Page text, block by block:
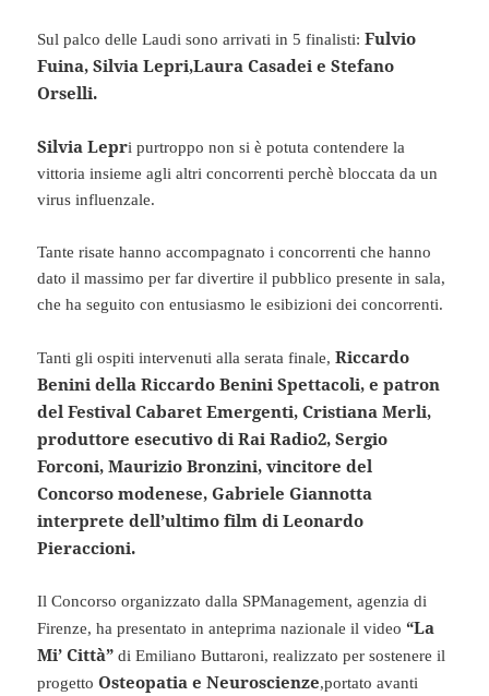
Sul palco delle Laudi sono arrivati in 5 finalisti:Fulvio
Fuina, Silvia Lepri,Laura Casadei e Stefano
Orselli.
Silvia Lepri purtroppo non si è potuta contendere la
vittoria insieme agli altri concorrenti perchè bloccata da un
virus influenzale.
Tante risate hanno accompagnato i concorrenti che hanno
dato il massimo per far divertire il pubblico presente in sala,
che ha seguito con entusiasmo le esibizioni dei concorrenti.
Tanti gli ospiti intervenuti alla serata finale, Riccardo
Benini della Riccardo Benini Spettacoli, e patron
del Festival Cabaret Emergenti, Cristiana Merli,
produttore esecutivo di Rai Radio2, Sergio
Forconi, Maurizio Bronzini, vincitore del
Concorso modenese, Gabriele Giannotta
interprete dell’ultimo film di Leonardo
Pieraccioni.
Il Concorso organizzato dalla SPManagement, agenzia di
Firenze, ha presentato in anteprima nazionale il video “La
Mi’ Città” di Emiliano Buttaroni, realizzato per sostenere il
progettoOsteopatia e Neuroscienze,portato avanti